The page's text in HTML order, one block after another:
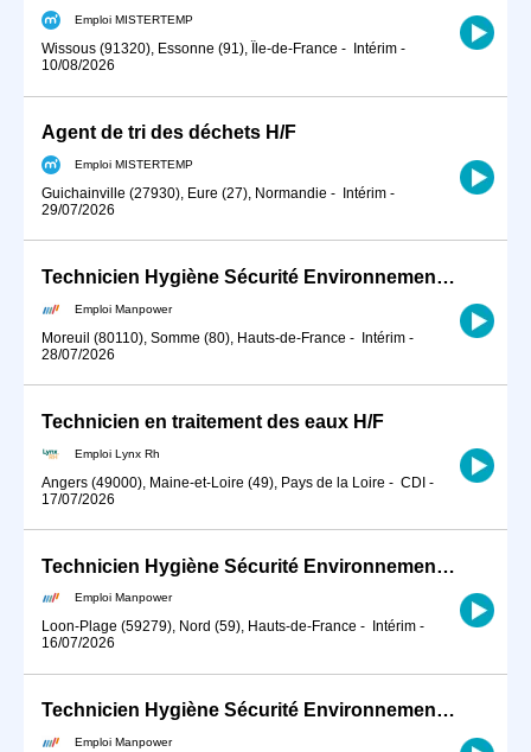
Emploi MISTERTEMP
Wissous (91320), Essonne (91), Île-de-France - Intérim -
10/08/2026
Agent de tri des déchets H/F
Emploi MISTERTEMP
Guichainville (27930), Eure (27), Normandie - Intérim -
29/07/2026
Technicien Hygiène Sécurité Environnement (HSE) Assistant (H/F)
Emploi Manpower
Moreuil (80110), Somme (80), Hauts-de-France - Intérim -
28/07/2026
Technicien en traitement des eaux H/F
Emploi Lynx Rh
Angers (49000), Maine-et-Loire (49), Pays de la Loire - CDI -
17/07/2026
Technicien Hygiène Sécurité Environnement (HSE) (H/F)
Emploi Manpower
Loon-Plage (59279), Nord (59), Hauts-de-France - Intérim -
16/07/2026
Technicien Hygiène Sécurité Environnement (HSE) Assistant (H/F)
Emploi Manpower